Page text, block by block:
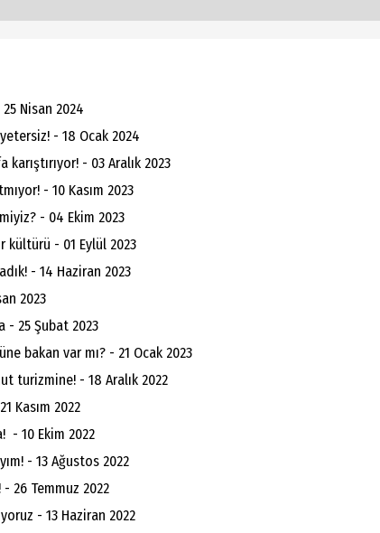
Nisan 2024
- 18 Ocak 2024
- 03 Aralık 2023
- 10 Kasım 2023
- 04 Ekim 2023
kültürü - 01 Eylül 2023
- 14 Haziran 2023
2023
- 25 Şubat 2023
bakan var mı? - 21 Ocak 2023
turizmine! - 18 Aralık 2022
Kasım 2022
- 10 Ekim 2022
- 13 Ağustos 2022
26 Temmuz 2022
- 13 Haziran 2022